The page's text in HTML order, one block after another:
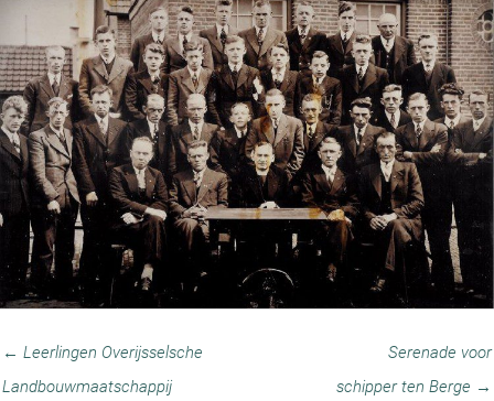
← Leerlingen Overijsselsche
Landbouwmaatschappij
Serenade voor
schipper ten Berge →